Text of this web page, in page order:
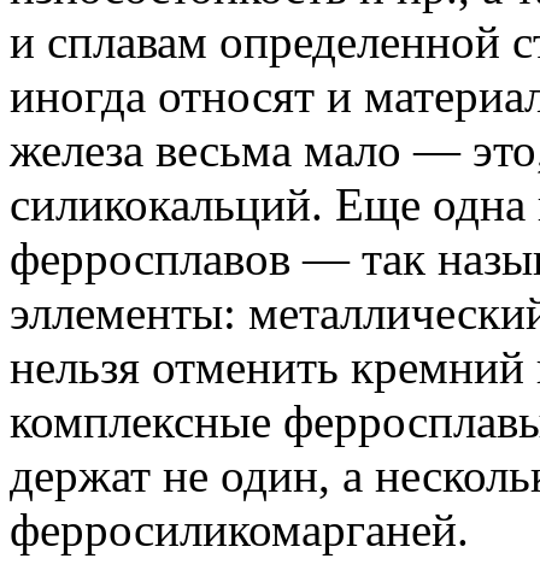
и сплавам определенной
иногда относят и
железа весьма мало —
силикокальций. Еще одна
ферросплавов — так
эллементы:
нельзя отменить кремний
комплексные
держат не один, а
ферросиликомарганей.